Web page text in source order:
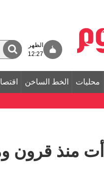
الظهر
12:27
محليات الخط الساخن
منذ قرون